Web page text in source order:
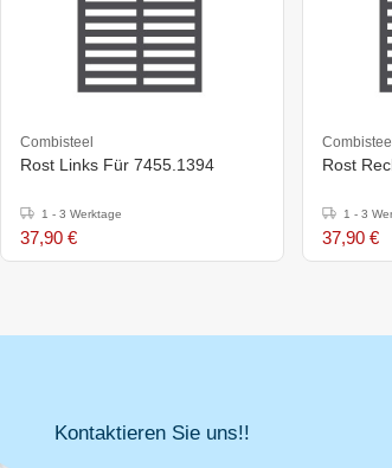
Combisteel
Rost Links Für 7455.1394
1 - 3 Werktage
37,90 €
Rost
1 - 3
37,90 €
Kontaktieren Sie uns!!